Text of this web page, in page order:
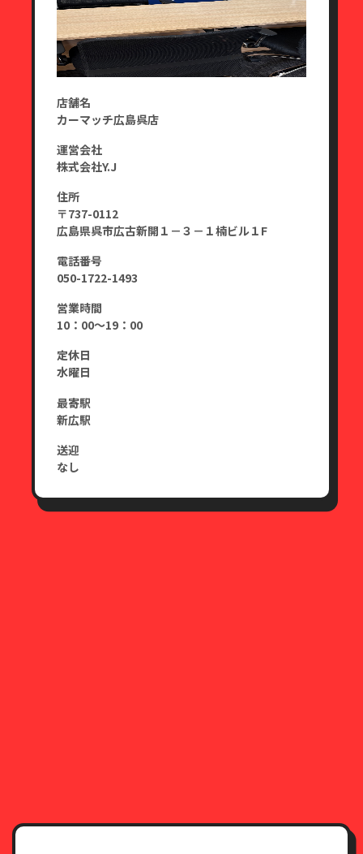
店舗名
カーマッチ広島呉店
運営会社
株式会社Y.J
住所
〒737-0112
広島県呉市広古新開１－３－１楠ビル１F
電話番号
050-1722-1493
営業時間
10：00～19：00
定休日
水曜日
最寄駅
新広駅
送迎
なし